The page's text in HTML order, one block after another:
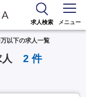
求人検索 メニュー
以下の求人一覧
2件